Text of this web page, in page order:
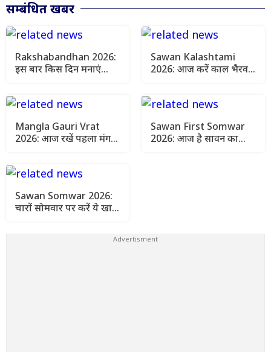
सम्बंधित खबर
Rakshabandhan 2026:
इस बार किस दिन मनाएं
Sawan Kalashtami
2026: आज करें काल भैरव
Mangla Gauri Vrat
2026: आज रखें पहला मंगला
Sawan First Somwar
2026: आज है सावन का
Sawan Somwar 2026:
चारों सोमवार पर करें ये खास